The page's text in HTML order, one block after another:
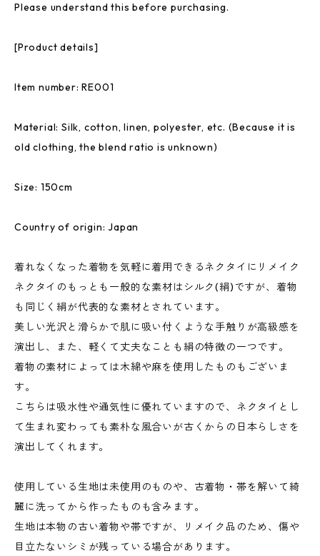
Please understand this before purchasing.
[Product details]
Item number: RE001
Material: Silk, cotton, linen, polyester, etc. (Because it is
old clothing, the blend ratio is unknown)
Size: 150cm
Country of origin: Japan
着れなくなった着物を気軽に着用できるネクタイにリメイク
ネクタイのもっとも一般的な素材はシルク(絹)ですが、着物
も同じく絹が代表的な素材とされています。
美しい光沢と滑らかで肌に吸い付くような手触りが高級感を
演出し、また、軽くて丈夫なことも絹の特徴の一つです。
着物の素材によっては木綿や麻を使用したものもございま
す。
こちらは吸水性や通気性に優れていますので、ネクタイとし
て生まれ変わっても素朴な風合いが古くからの日本らしさを
演出してくれます。
使用している生地は未使用のものや、古着物・帯を解いて綺
麗に洗ってから作ったものも含みます。
生地は本物の古い着物や帯ですが、リメイク品のため、傷や
目立たないシミが残っている場合があります。